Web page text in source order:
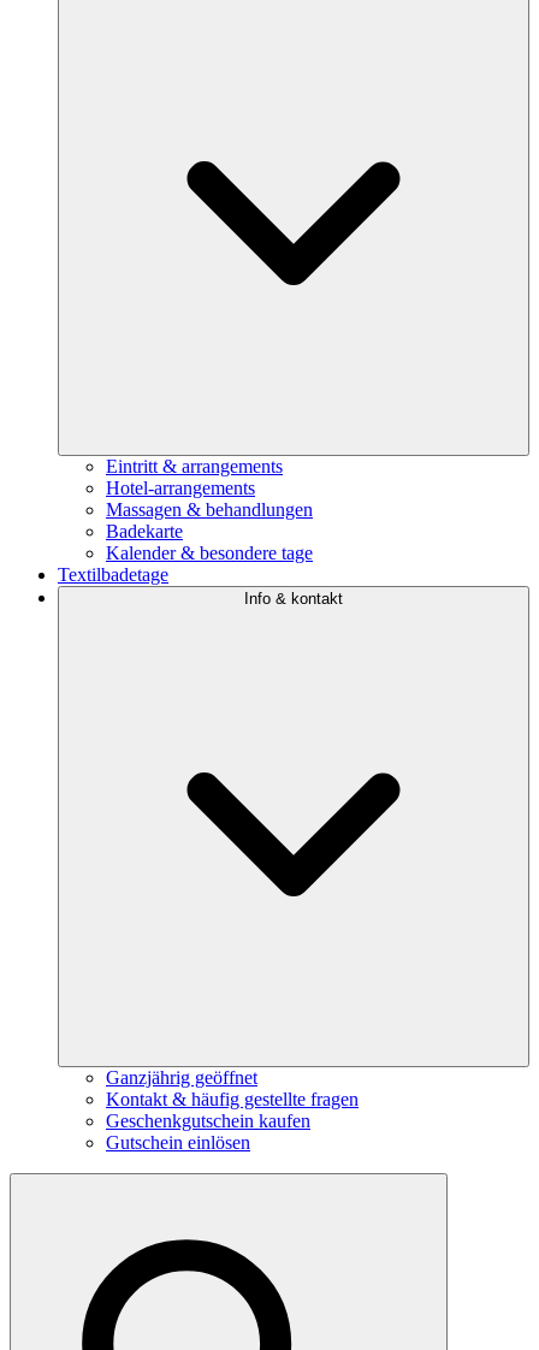
Eintritt & arrangements
Hotel-arrangements
Massagen & behandlungen
Badekarte
Kalender & besondere tage
Textilbadetage
Info & kontakt
Ganzjährig geöffnet
Kontakt & häufig gestellte fragen
Geschenkgutschein kaufen
Gutschein einlösen